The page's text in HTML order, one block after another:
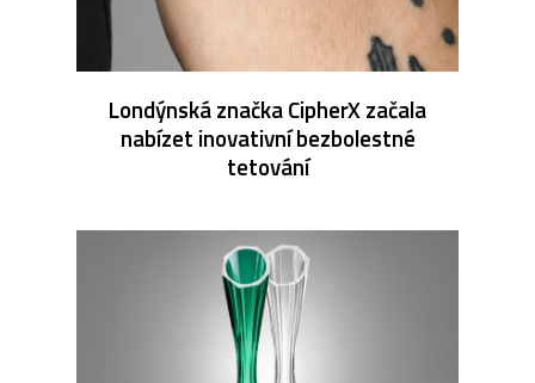
Londýnská značka CipherX začala
nabízet inovativní bezbolestné
tetování